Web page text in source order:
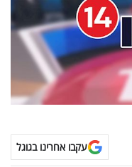
עקבו אחרינו בגוגל